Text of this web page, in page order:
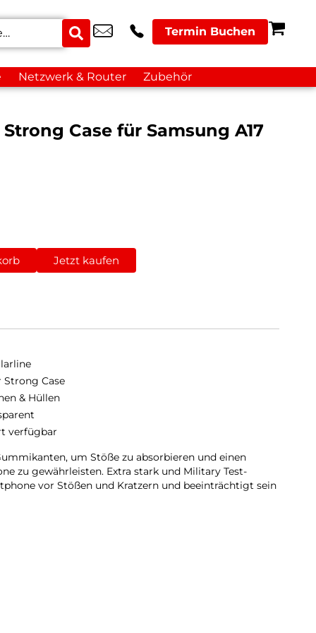
Termin Buchen
Netzwerk & Router Zubehör
Case für Samsung A17
Jetzt kaufen
Strong Case
& Hüllen
verfügbar
um Stöße zu absorbieren und einen
zu gewährleisten. Extra stark und Military Test-
vor Stößen und Kratzern und beeinträchtigt sein